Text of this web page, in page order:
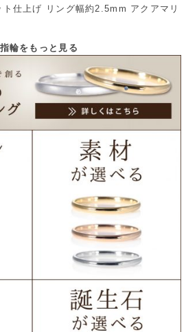
仕上げ リング幅約2.5mm アクアマリ
輪をもっと見る